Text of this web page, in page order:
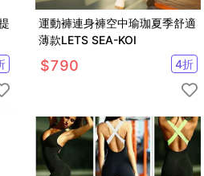
運動褲連身褲空中瑜珈夏季舒適
薄款LETS SEA-KOI
$790 4折